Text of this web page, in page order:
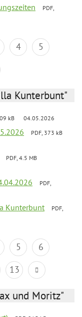
PDF,
4
5
Kunterbunt"
kB 04.05.2026
PDF, 373 kB
PDF, 4.5 MB
PDF,
Kunterbunt
PDF,
5
6
13
und Moritz"